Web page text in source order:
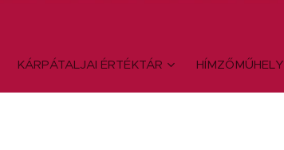
KÁRPÁTALJAI ÉRTÉKTÁR HÍMZŐMŰHELY